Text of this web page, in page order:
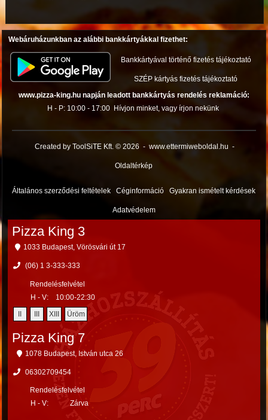
Webáruházunkban az alábbi bankkártyákkal fizethet:
Bankkártyával történő fizetés tájékoztató
SZÉP kártyás fizetés tájékoztató
www.pizza-king.hu napján leadott bankkártyás rendelés reklamáció:
H - P: 10:00 - 17:00 Hívjon minket, vagy írjon nekünk
Created by ToolSiTE Kft. © 2026 - www.ettermiweboldal.hu -
Oldaltérkép
Általános szerződési feltételek Céginformáció Gyakran ismételt kérdések
Adatvédelem
Pizza King 3
1033 Budapest, Vörösvári út 17
(06) 1 3-333-333
Rendelésfelvétel
H - V:
10:00-22:30
II III XIII Üröm
Pizza King 7
1078 Budapest, István utca 26
06302709454
Rendelésfelvétel
H - V:
Zárva